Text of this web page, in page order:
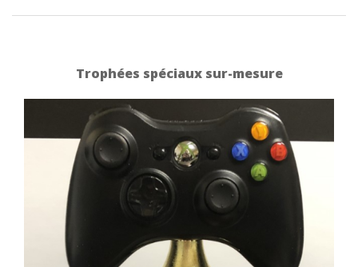
Trophées spéciaux sur-mesure